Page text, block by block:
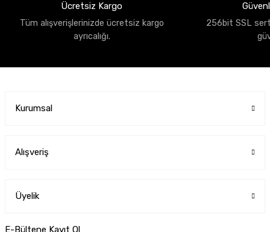
Ücretsiz Kargo
Tüm alışverişlerinizde ücretsiz kargo
ayrıcalığı.
256bit SSL
Kurumsal
Alışveriş
Üyelik
E-Bültene Kayıt Ol